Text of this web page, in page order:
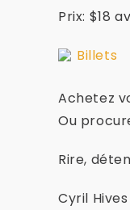
Prix: $18
Billets
Achetez
Ou
Rire,
Cyril Hives